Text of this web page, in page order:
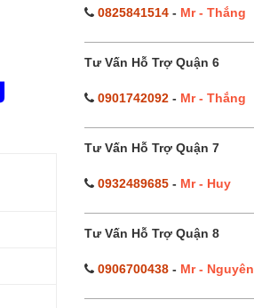
0825841514- Mr - Thắng
Tư Vấn Hỗ Trợ Quận 6
0901742092- Mr - Thắng
Tư Vấn Hỗ Trợ Quận 7
0932489685- Mr - Huy
Tư Vấn Hỗ Trợ Quận 8
0906700438- Mr - Nguyên